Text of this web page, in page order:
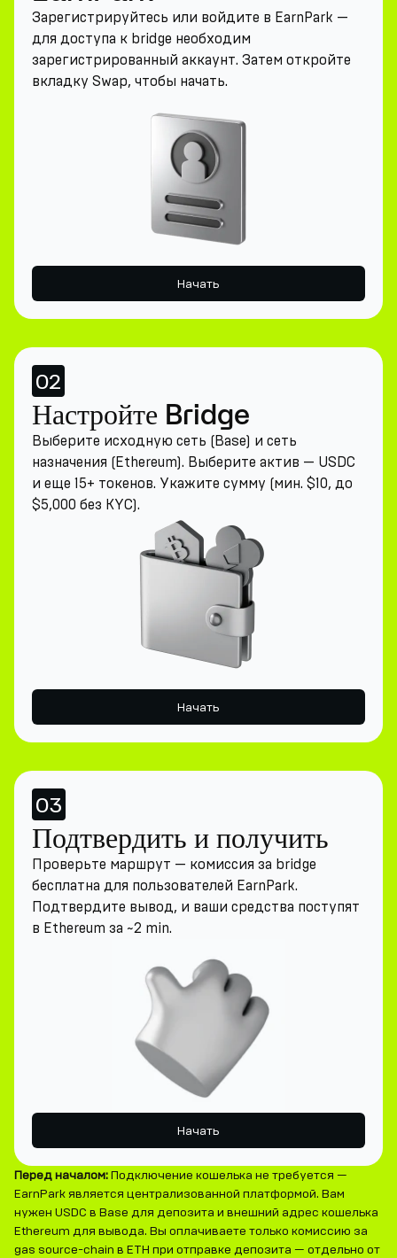
Зарегистрируйтесь или войдите в EarnPark —
для доступа к bridge необходим
зарегистрированный аккаунт. Затем откройте
вкладку Swap, чтобы начать.
Начать
02
Настройте Bridge
Выберите исходную сеть (Base) и сеть
назначения (Ethereum). Выберите актив — USDC
и еще 15+ токенов. Укажите сумму (мин. $10, до
$5,000 без KYC).
Начать
03
Подтвердить и получить
Проверьте маршрут — комиссия за bridge
бесплатна для пользователей EarnPark.
Подтвердите вывод, и ваши средства поступят
в Ethereum за ~2 min.
Начать
Перед началом:Подключение кошелька не требуется —
EarnPark является централизованной платформой. Вам
нужен USDC в Base для депозита и внешний адрес кошелька
Ethereum для вывода. Вы оплачиваете только комиссию за
gas source-chain в ETH при отправке депозита — отдельно от